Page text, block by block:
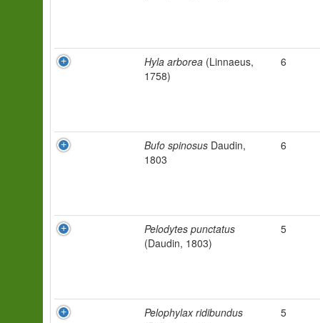
Hyla arborea (Linnaeus,
1758)
6
Bufo spinosus Daudin,
1803
6
Pelodytes punctatus
(Daudin, 1803)
5
Pelophylax ridibundus
5